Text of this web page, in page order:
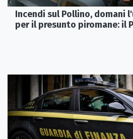
Incendi sul Pollino, domani
per il presunto piromane: il